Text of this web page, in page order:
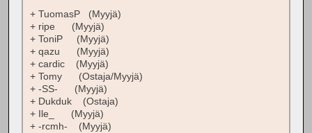
+ TuomasP (Myyjä)
+ ripe (Myyjä)
+ ToniP (Myyjä)
+ qazu (Myyjä)
+ cardic (Myyjä)
+ Tomy (Ostaja/Myyjä)
+ -SS- (Myyjä)
+ Dukduk (Ostaja)
+ Ile_ (Myyjä)
+ -rcmh- (Myyjä)